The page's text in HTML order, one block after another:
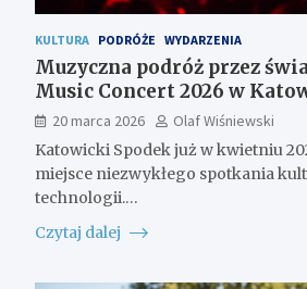
KULTURA PODRÓŻE WYDARZENIA
Muzyczna podróż przez
Music Concert 2026 w
20 marca 2026
Olaf Wiśniewski
Katowicki Spodek już w kwietniu
miejsce niezwykłego spotkania
technologii.…
Czytaj dalej